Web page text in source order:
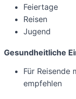
Feiertage
Reisen
Jugend
Gesundheitliche
Für Reisende
empfehlen